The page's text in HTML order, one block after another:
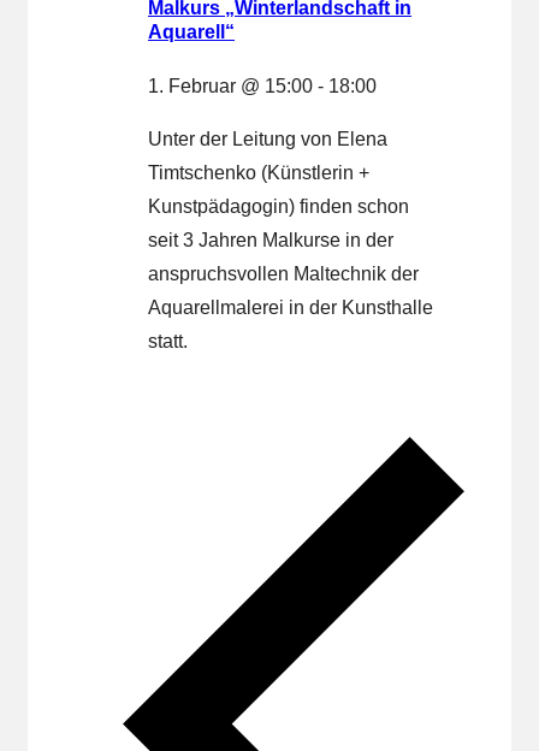
Malkurs „Winterlandschaft in
Aquarell“
1. Februar @ 15:00 - 18:00
Unter der Leitung von Elena
Timtschenko (Künstlerin +
Kunstpädagogin) finden schon
seit 3 Jahren Malkurse in der
anspruchsvollen Maltechnik der
Aquarellmalerei in der Kunsthalle
statt.